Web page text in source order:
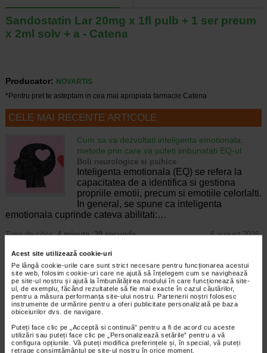
Acest site utilizează cookie-uri
Pe lângă cookie-urile care sunt strict necesare pentru funcționarea acestui
site web, folosim cookie-uri care ne ajută să înțelegem cum se navighează
pe site-ul nostru și ajută la îmbunătățirea modului în care funcționează site-
ul, de exemplu, făcând rezultatele să fie mai exacte în cazul căutărilor,
pentru a măsura performanța site-ului nostru. Partenerii noștri folosesc
instrumente de urmărire pentru a oferi publicitate personalizată pe baza
obiceiurilor dvs. de navigare.
Puteți face clic pe „Acceptă si continuă” pentru a fi de acord cu aceste
utilizări sau puteți face clic pe „Personalizează setările” pentru a vă
configura opțiunile. Vă puteți modifica preferințele și, în special, vă puteți
retrage consimțământul pe site-ul nostru în orice moment.
Sandostatin Lar 20mg x 1fl pulb + 1 ser preum
x 2ml solv + a - Catena
Producator: NOVARTIS
*Pentru pret te asteptam in cea mai apropiata farmacie Catena
CELE MAI RECENTE ARTICOLE
Cum sa va dezvoltati inteligenta emotionala:
metode prin care va puteti imbunatati EQ-ul
Boli neurologice si psihice
Inteligenta emotionala (EQ) se refera la
capacitatea de a identifica si gestiona
propriile emotii, precum si emotiile celorlalti.
In general, se spune ca inteligenta
emotionala cuprinde cateva abilitati:…
Timp de citire:4 minute, 39 secunde 6 august 2026
Enurezis: cauze, factori declansatori si solutii
Sistem urinar
Enurezisul este termenul medical pentru
pierderea accidentala de urina, de obicei in
timpul somnului. Este o afectiune frecventa
atat in randul copiilor, cat si al adultilor.
Enurezisul este considerat…
Timp de citire:4 minute, 32 secunde 28 iulie 2026